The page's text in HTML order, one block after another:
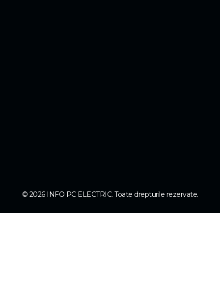
© 2026 INFO PC ELECTRIC. Toate drepturile rezervate.